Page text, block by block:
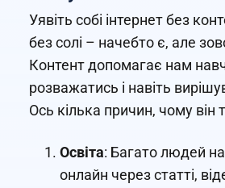
Уявіть собі інтернет без
без солі – начебто є, але
Контент допомагає нам
розважатись і навіть
Ось кілька причин, чому він
Освіта: Багато людей
онлайн через статті,